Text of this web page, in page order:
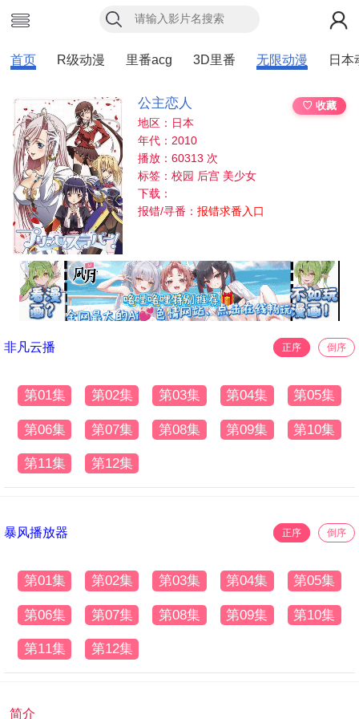
首页 R级动漫 里番acg 3D里番 无限动漫 日本
公主恋人
♡ 收藏
地区：日本
年代：2010
播放：60313 次
标签：校园 后宫 美少女
下载：
报错/寻番：报错求番入口
非凡云播 正序 倒序
第01集 第02集 第03集 第04集 第05集
第06集 第07集 第08集 第09集 第10集
第11集 第12集
暴风播放器 正序 倒序
第01集 第02集 第03集 第04集 第05集
第06集 第07集 第08集 第09集 第10集
第11集 第12集
简介